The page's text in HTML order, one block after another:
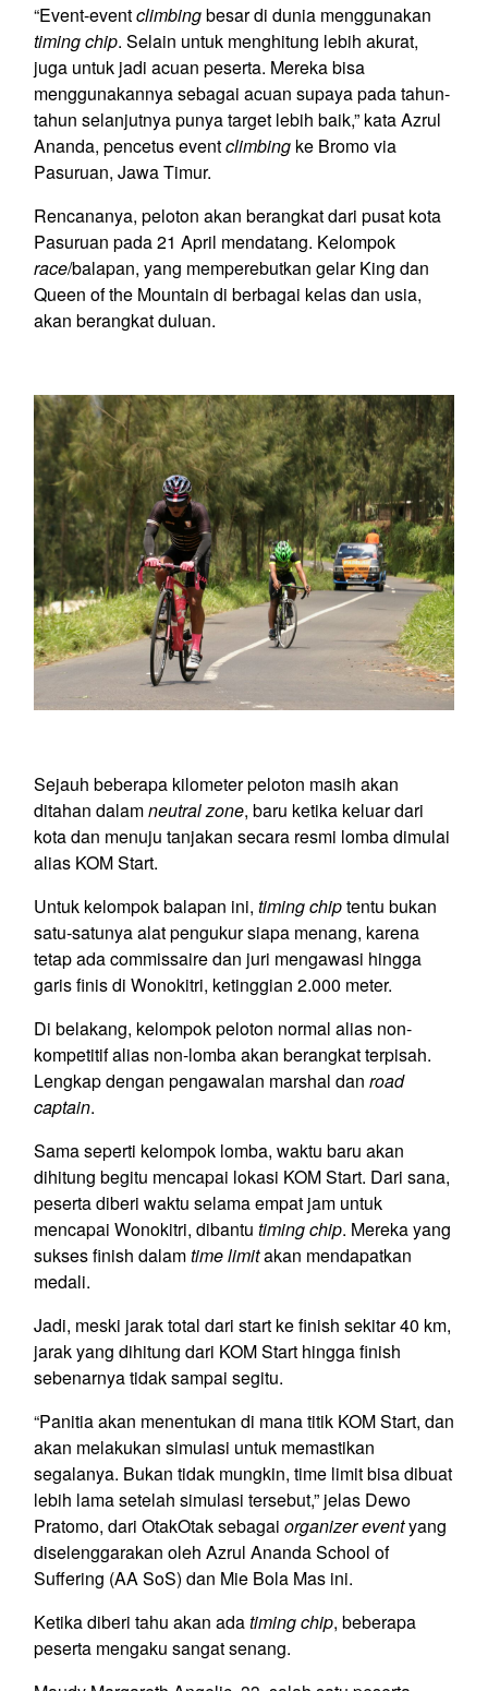
“Event-eventclimbingbesar di dunia menggunakan
timing chip. Selain untuk menghitung lebih akurat,
juga untuk jadi acuan peserta. Mereka bisa
menggunakannya sebagai acuan supaya pada tahun-
tahun selanjutnya punya target lebih baik,” kata Azrul
Ananda, pencetus eventclimbing ke Bromo via
Pasuruan, Jawa Timur.
Rencananya, peloton akan berangkat dari pusat kota
Pasuruan pada 21 April mendatang. Kelompok
race/balapan, yang memperebutkan gelar King dan
Queen of the Mountain di berbagai kelas dan usia,
akan berangkat duluan.
Sejauh beberapa kilometer peloton masih akan
ditahan dalamneutral zone, baru ketika keluar dari
kota dan menuju tanjakan secara resmi lomba dimulai
alias KOM Start.
Untuk kelompok balapan ini, timing chiptentu bukan
satu-satunya alat pengukur siapa menang, karena
tetap ada commissaire dan juri mengawasi hingga
garis finis di Wonokitri, ketinggian 2.000 meter.
Di belakang, kelompok peloton normal alias non-
kompetitif alias non-lomba akan berangkat terpisah.
Lengkap dengan pengawalan marshal dan road
captain.
Sama seperti kelompok lomba, waktu baru akan
dihitung begitu mencapai lokasi KOM Start. Dari sana,
peserta diberi waktu selama empat jam untuk
mencapai Wonokitri, dibantu timing chip. Mereka yang
sukses finish dalamtime limitakan mendapatkan
medali.
Jadi, meski jarak total dari start ke finish sekitar 40 km,
jarak yang dihitung dari KOM Start hingga finish
sebenarnya tidak sampai segitu.
“Panitia akan menentukan di mana titik KOM Start, dan
akan melakukan simulasi untuk memastikan
segalanya. Bukan tidak mungkin, time limit bisa dibuat
lebih lama setelah simulasi tersebut,” jelas Dewo
Pratomo, dari OtakOtak sebagai organizer eventyang
diselenggarakan oleh Azrul Ananda School of
Suffering (AA SoS) dan Mie Bola Mas ini.
Ketika diberi tahu akan adatiming chip, beberapa
peserta mengaku sangat senang.